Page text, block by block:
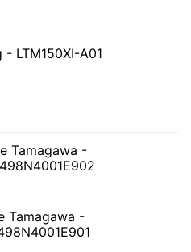
- LTM150XI-A01
Tamagawa -
Tamagawa -